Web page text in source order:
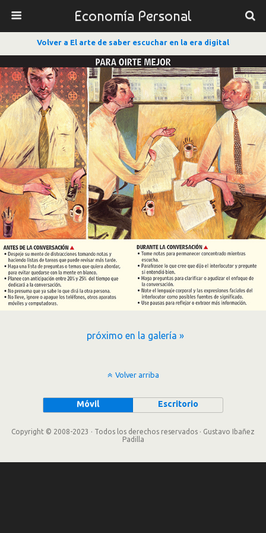
Economía Personal
Volver a El arte de saber escuchar en la era digital
próximo en la galería »
Volver arriba
Móvil Escritorio
Copyright © 2008-2023 · Todos los derechos reservados · Gustavo Ibañez
Padilla